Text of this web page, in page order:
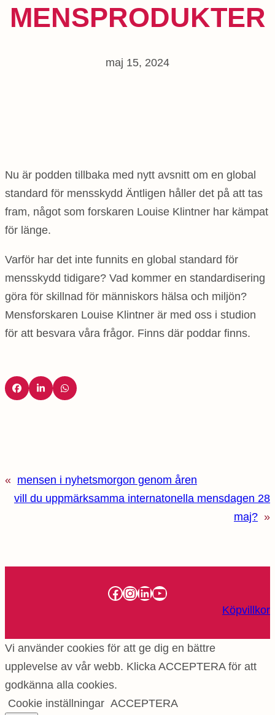
MENSPRODUKTER
maj 15, 2024
Nu är podden tillbaka med nytt avsnitt om en global
standard för mensskydd Äntligen håller det på att tas
fram, något som forskaren Louise Klintner har kämpat
för länge.
Varför har det inte funnits en global standard för
mensskydd tidigare? Vad kommer en standardisering
göra för skillnad för människors hälsa och miljön?
Mensforskaren Louise Klintner är med oss i studion
för att besvara våra frågor. Finns där poddar finns.
« mensen i nyhetsmorgon genom åren
vill du uppmärksamma internatonella mensdagen 28
maj? »
Facebook
Instagram
LinkedIn
YouTube
Köpvillkor
Vi använder cookies för att ge dig en bättre
upplevelse av vår webb. Klicka ACCEPTERA för att
godkänna alla cookies.
Cookie inställningar ACCEPTERA